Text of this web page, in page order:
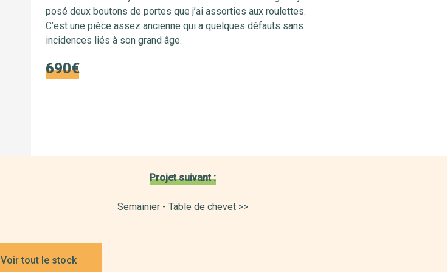
posé deux boutons de portes que j’ai assorties aux roulettes.
C’est une pièce assez ancienne qui a quelques défauts sans
incidences liés à son grand âge.
690€
Projet suivant :
Semainier - Table de chevet >>
Voir tout le stock